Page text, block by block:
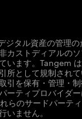
ジタル資産の管理
カストディアルの
います。Tangem
所として規制され
引を保有・管理・
ーティプロバイダ
らのサードパーテ
いません。